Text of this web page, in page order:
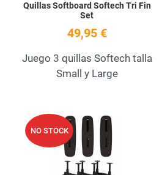
Quillas Softboard Softech Tri Fin
Set
49,95 €
Juego 3 quillas Softech talla
Small y Large
Add to Wishlist
Quick View
NO STOCK